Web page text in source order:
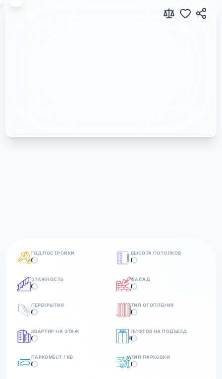
ГОД ПОСТРОЙКИ ВЫСОТА ПОТОЛКОВ
ЭТАЖНОСТЬ ФАСАД
ПЕРЕКРЫТИЯ ТИП ОТОПЛЕНИЯ
КВАРТИР НА ЭТАЖ ЛИФТОВ НА ПОДЪЕЗД
ПАРКОМЕСТ / КВ ТИП ПАРКОВКИ